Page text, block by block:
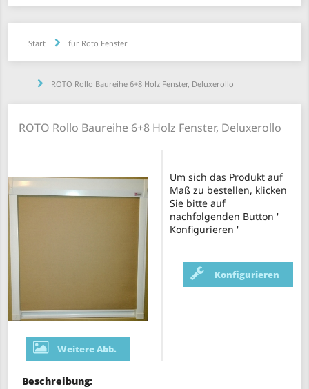
Start für Roto Fenster
ROTO Rollo Baureihe 6+8 Holz Fenster, Deluxerollo
ROTO Rollo Baureihe 6+8 Holz Fenster, Deluxerollo
Weitere Abb.
Um sich das Produkt auf
Maß zu bestellen, klicken
Sie bitte auf
nachfolgenden Button '
Konfigurieren '
Konfigurieren
Beschreibung: